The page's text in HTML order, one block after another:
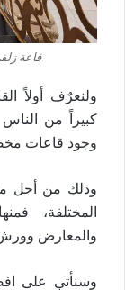
قاعة
ولنعرٌف أولاً
كبيراً من
وجود قاعات
وذلك من أجل
المختلفة،
والمعارض وورش
وسنأتي على